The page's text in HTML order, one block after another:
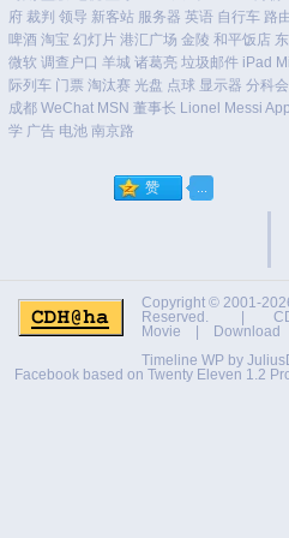
府 裁判 领导 新客站 服务器 英语 自行车 路
啤酒 淘宝 幻灯片 港汇广场 金陵 和平饭店
微软 调查户口 羊城 诸葛亮 垃圾邮件 iPad
际列车 门票 淘汰赛 光盘 点球 显示器 分科会
成都 WeChat MSN 董事长 Lionel Messi App
学 广告 电池 南京路
Copyright © 2001-
Reserved. |
Movie
Download
Timeline WP by
Facebook based on Twenty Eleven 1.2